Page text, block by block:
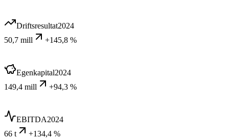
Driftsresultat2024
50,7 mill
+145,8 %
Egenkapital2024
149,4 mill
+94,3 %
EBITDA2024
66 t
+134,4 %